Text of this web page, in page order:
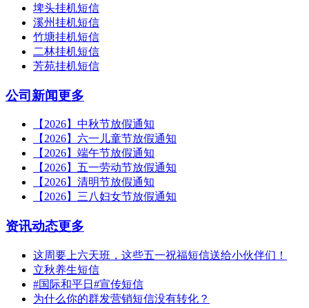
埤头挂机短信
溪州挂机短信
竹塘挂机短信
二林挂机短信
芳苑挂机短信
公司新闻更多
【2026】中秋节放假通知
【2026】六一儿童节放假通知
【2026】端午节放假通知
【2026】五一劳动节放假通知
【2026】清明节放假通知
【2026】三八妇女节放假通知
资讯动态更多
这周要上六天班，这些五一祝福短信送给小伙伴们！
立秋养生短信
#国际和平日#宣传短信
为什么你的群发营销短信没有转化？